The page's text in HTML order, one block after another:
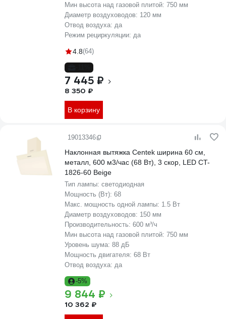
Мин высота над газовой плитой: 750 мм
Диаметр воздуховодов: 120 мм
Отвод воздуха: да
Режим рециркуляции: да
4.8(64)
7 445 ₽
8 350 ₽
В корзину
19013346
Наклонная вытяжка Centek ширина 60 см,
металл, 600 м3/час (68 Вт), 3 скор, LED CT-
1826-60 Beige
Тип лампы: светодиодная
Мощность (Вт): 68
Макс. мощность одной лампы: 1.5 Вт
Диаметр воздуховодов: 150 мм
Производительность: 600 м³/ч
Мин высота над газовой плитой: 750 мм
Уровень шума: 88 дБ
Мощность двигателя: 68 Вт
Отвод воздуха: да
-5%
9 844 ₽
10 362 ₽